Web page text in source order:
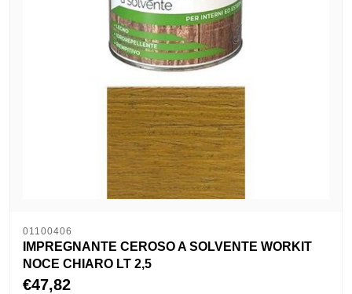
01100406
IMPREGNANTE CEROSO A SOLVENTE WORKIT
NOCE CHIARO LT 2,5
€47,82